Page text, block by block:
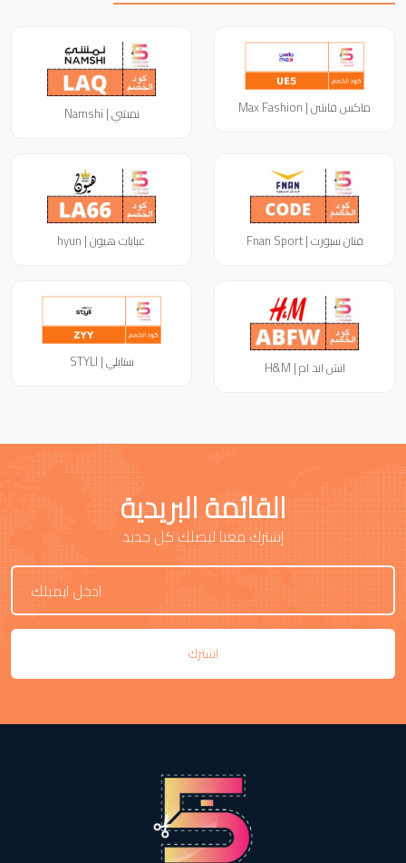
ماكس فاشن | Max Fashion نمشي | Namshi
فنان سبورت | Fnan Sport عبايات هيون | hyun
اتش اند ام | H&M ستايلي | STYLI
القائمة البريدية
إشترك معنا ليصلك كل جديد
اشترك